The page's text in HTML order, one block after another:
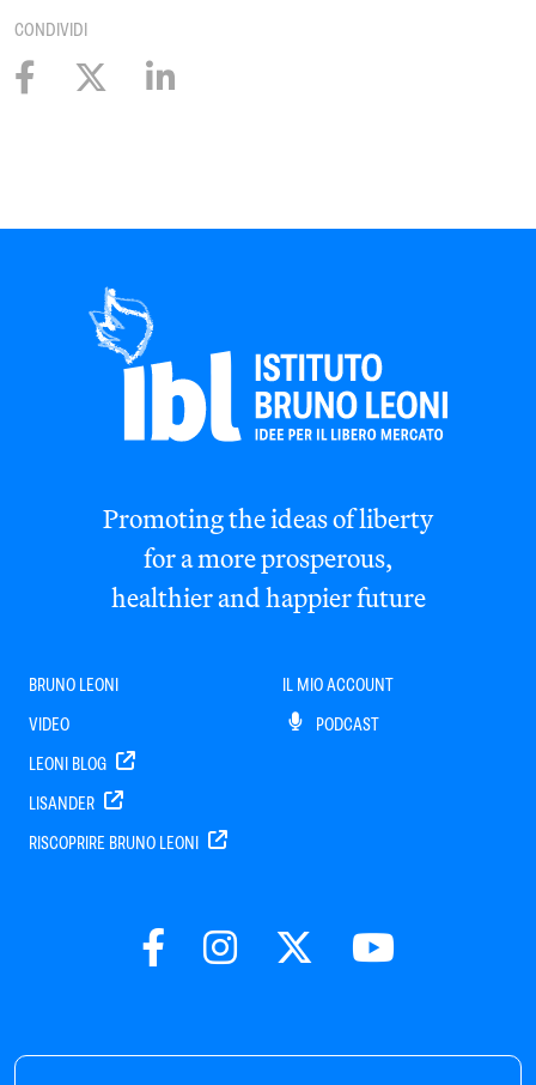
CONDIVIDI
Promoting the ideas of liberty
for a more prosperous,
healthier and happier future
BRUNO LEONI
VIDEO
LEONI BLOG
LISANDER
RISCOPRIRE BRUNO LEONI
IL MIO ACCOUNT
PODCAST